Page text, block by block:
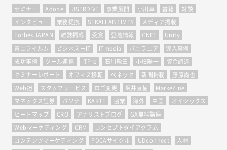
セミナー Adobe USERDIVE 事業展開 小川卓 書籍 対談
インタビュー 業務提携 SEKAI LAB TIMES メディア掲載
Forbes JAPAN 雑誌掲載 受賞 登壇情報 CNET Unity
富士フイルム ビジネス＋IT ITmedia バニラエア 導入事例
成功事例 ツール連携 ITPro 石川敬三 小畑陽一 資金調達
セミナーレポート オフィス移転 ベネッセ 新聞掲載 藤原尚也
Web担 スタッフサービス ロゴ変更 坂井直樹 MarkeZine
マネックス証券 パソナ KARTE 協業 海外 中国 オイシックス
ヒートマップ CRO アナリストブログ GA無料講座
Webマーケティング CRM コンセプトダイアグラム
コンテンツマーケティング PDCAサイクル UDconnect 人材